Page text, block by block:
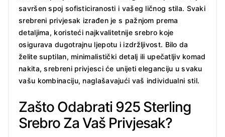
savršen spoj sofisticiranosti i vašeg ličnog stila. Svaki
srebreni privjesak izrađen je s pažnjom prema
detaljima, koristeći najkvalitetnije srebro koje
osigurava dugotrajnu ljepotu i izdržljivost. Bilo da
želite suptilan, minimalistički detalj ili upečatljiv komad
nakita, srebreni privjesci će unijeti eleganciju u svaku
vašu kombinaciju, naglašavajući vaš individualni stil.
Zašto Odabrati 925 Sterling
Srebro Za Vaš Privjesak?